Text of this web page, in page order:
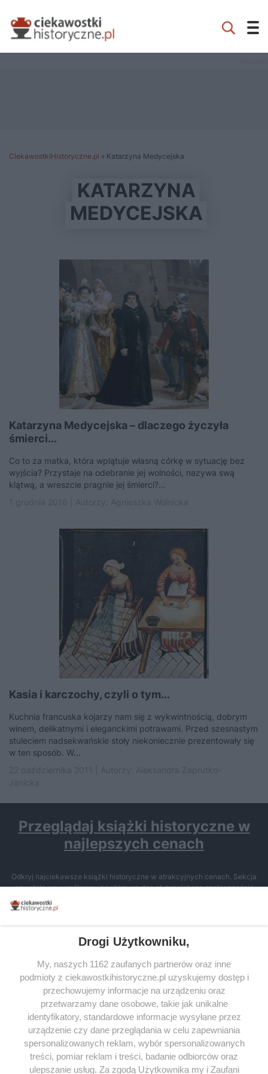
CiekawostkiHistoryczne.pl » Katarzyna Medycejska
KATARZYNA
MEDYCEJSKA
Katarzyna Medycejska – dlaczego życzyła
śmierci...
Co to za matka, która wplątuje własną córkę w sytuację bez
wyjścia? Przystaje na odebranie jej wolności, nazywa swą
klątwą, a wreszcie pragnie jej śmierci?...
Kasia i karczochy, czyli o tym...
Kuchnia francuska kojarzy nam się z wykwintnością, dobrym
winem, delikatnymi i eleganckimi potrawami. Przed szesnastym
stuleciem nadsekwańskie stoły niekoniecznie prezentowały się
w ten sposób. W...
Przeglądaj książki historyczne w
najlepszych cenach
Odkryj najciekawsze książki historyczne w atrakcyjnych cenach. Sekcja
powstała we współpracy z Lubimyczytac.pl, największą społecznością
miłośników literatury w Polsce – dzięki temu możesz wybierać spośród
tytułów najwyżej ocenianych przez czytelników.
SERWIS
SPOŁECZNOŚĆ
WSPÓŁPRACA
KONTAKT
Drogi Użytkowniku,
My, naszych 1162 zaufanych partnerów oraz inne
podmioty z ciekawostkihistoryczne.pl uzyskujemy dostęp i
przechowujemy informacje na urządzeniu oraz
przetwarzamy dane osobowe, takie jak unikalne
identyfikatory, standardowe informacje wysyłane przez
urządzenie czy dane przeglądania w celu zapewniania
spersonalizowanych reklam, wybór spersonalizowanych
treści, pomiar reklam i treści, badanie odbiorców oraz
ulepszanie usług. Za zgodą Użytkownika my i Zaufani